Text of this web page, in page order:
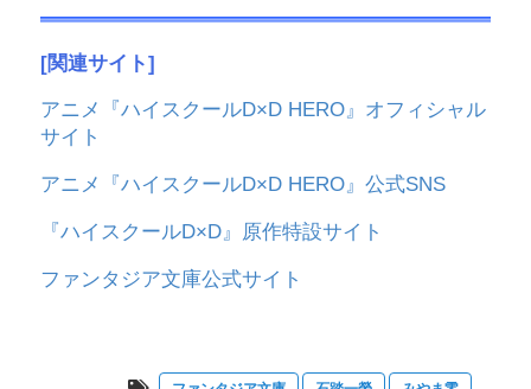
[関連サイト]
アニメ『ハイスクールD×D HERO』オフィシャル
サイト
アニメ『ハイスクールD×D HERO』公式SNS
『ハイスクールD×D』原作特設サイト
ファンタジア文庫公式サイト